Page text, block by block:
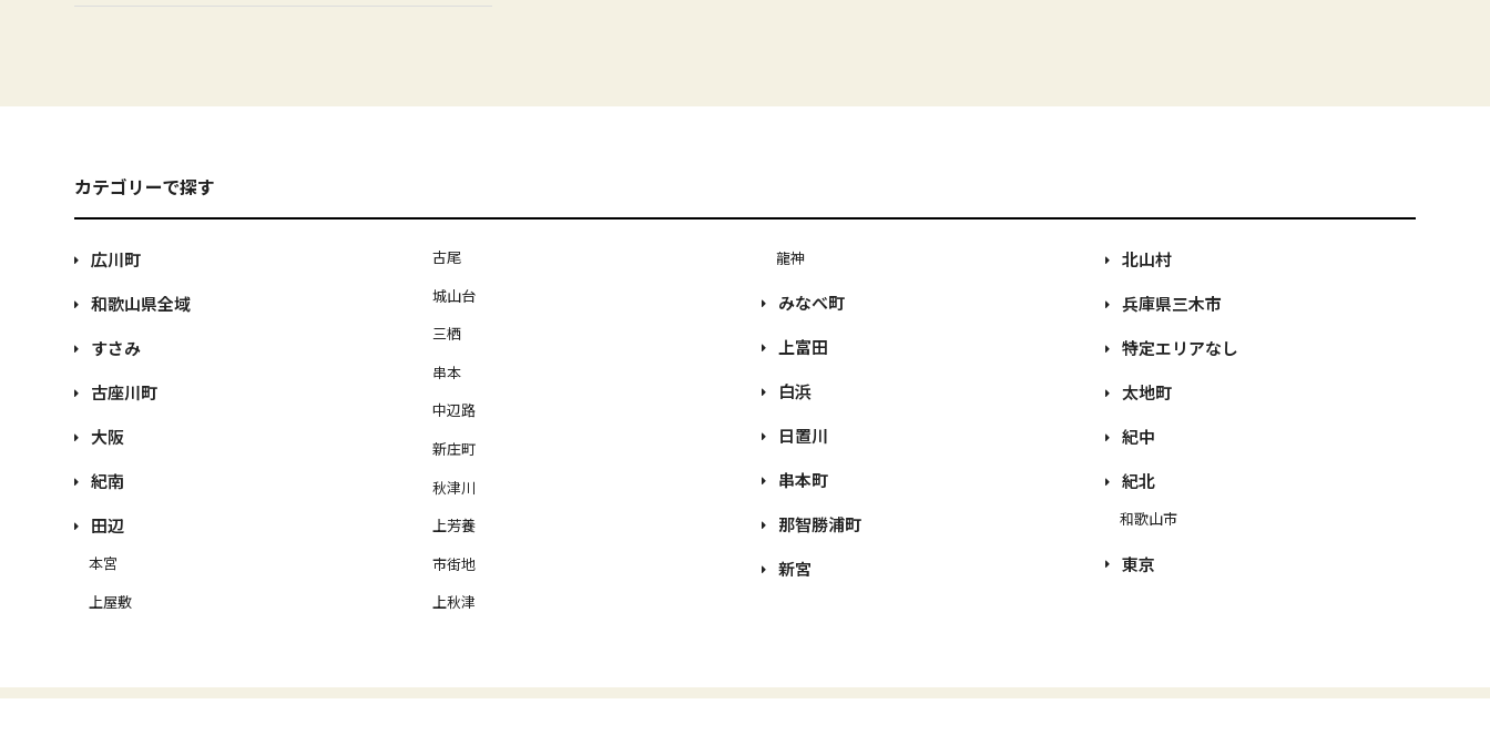
カテゴリーで探す
広川町
和歌山県全域
すさみ
古座川町
大阪
紀南
田辺
本宮
上屋敷
古尾
城山台
三栖
串本
中辺路
新庄町
秋津川
上芳養
市街地
上秋津
龍神
みなべ町
上富田
白浜
日置川
串本町
那智勝浦町
新宮
北山村
兵庫県三木市
特定エリアなし
太地町
紀中
紀北
和歌山市
東京